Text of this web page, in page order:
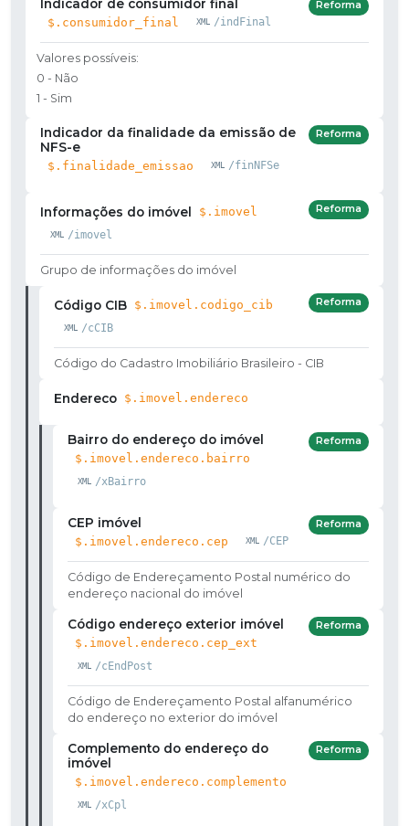
Indicador de consumidor final
$.consumidor_final /indFinal
Reforma
Valores possíveis:
0 - Não
1 - Sim
Indicador da finalidade da emissão de
NFS-e
$.finalidade_emissao /finNFSe
Reforma
Informações do imóvel $.imovel
/imovel
Reforma
Grupo de informações do imóvel
Código CIB $.imovel.codigo_cib
/cCIB
Reforma
Código do Cadastro Imobiliário Brasileiro - CIB
Endereco $.imovel.endereco
Bairro do endereço do imóvel
$.imovel.endereco.bairro
/xBairro
Reforma
CEP imóvel
$.imovel.endereco.cep /CEP
Reforma
Código de Endereçamento Postal numérico do
endereço nacional do imóvel
Código endereço exterior imóvel
$.imovel.endereco.cep_ext
/cEndPost
Reforma
Código de Endereçamento Postal alfanumérico
do endereço no exterior do imóvel
Complemento do endereço do
imóvel
$.imovel.endereco.complemento
/xCpl
Reforma